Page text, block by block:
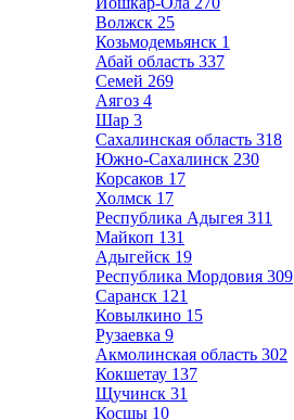
Волжск 25
Козьмодемьянск 1
Абай область 337
Семей 269
Аягоз 4
Шар 3
Сахалинская область 318
Южно-Сахалинск 230
Корсаков 17
Холмск 17
Республика Адыгея 311
Майкоп 131
Адыгейск 19
Республика Мордовия 309
Саранск 121
Ковылкино 15
Рузаевка 9
Акмолинская область 302
Кокшетау 137
Щучинск 31
Косшы 10